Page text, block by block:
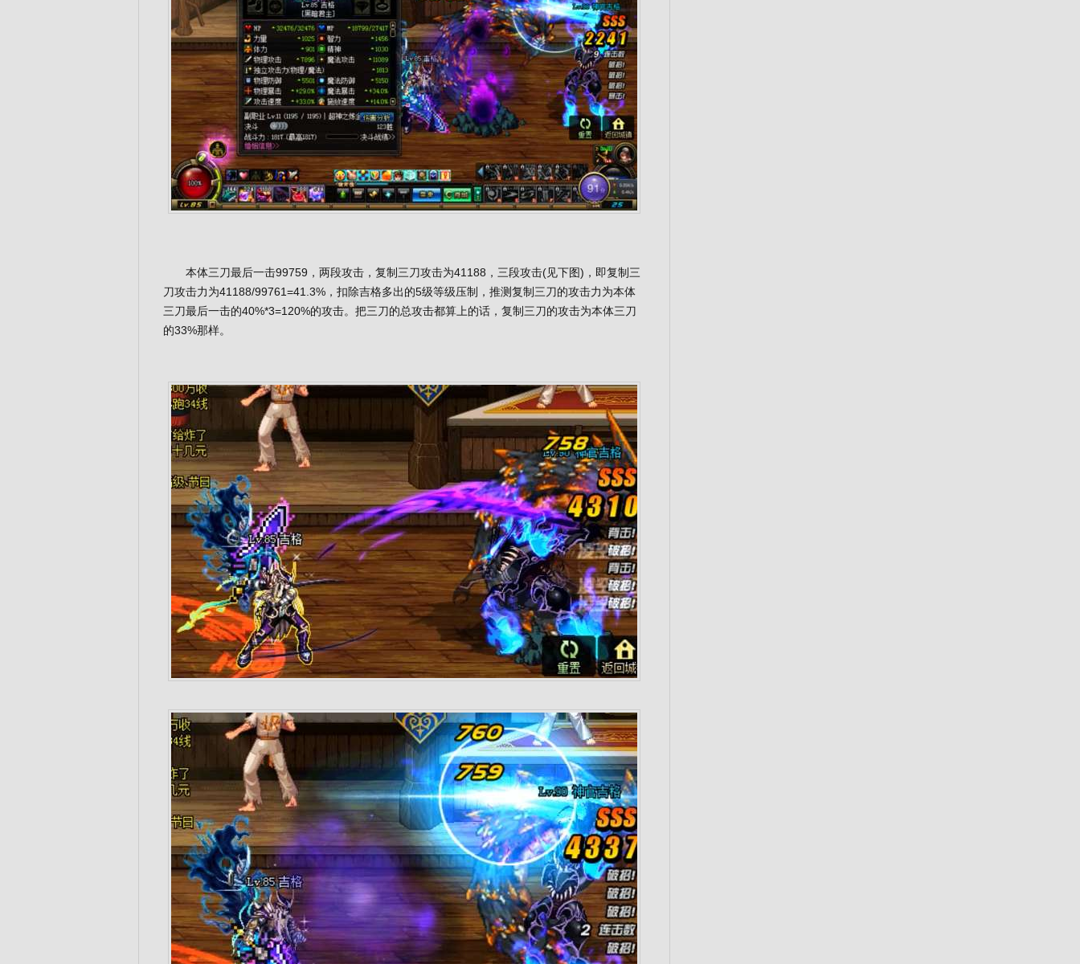
本体三刀最后一击99759，两段攻击，复制三刀攻击为41188，三段攻击(见下图)，即复制三
刀攻击力为41188/99761=41.3%，扣除吉格多出的5级等级压制，推测复制三刀的攻击力为本体
三刀最后一击的40%*3=120%的攻击。把三刀的总攻击都算上的话，复制三刀的攻击为本体三刀
的33%那样。